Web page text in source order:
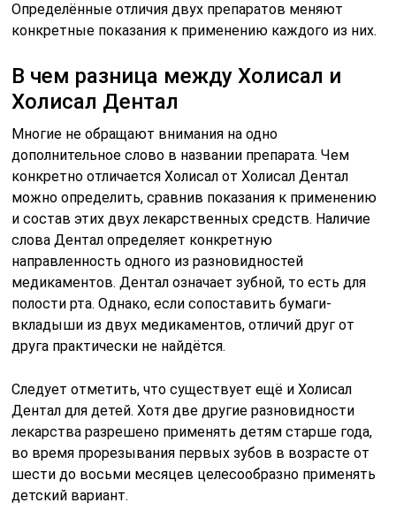
Определённые отличия двух препаратов меняют
конкретные показания к применению каждого из них.
В чем разница между Холисал и
Холисал Дентал
Многие не обращают внимания на одно
дополнительное слово в названии препарата. Чем
конкретно отличается Холисал от Холисал Дентал
можно определить, сравнив показания к применению
и состав этих двух лекарственных средств. Наличие
слова Дентал определяет конкретную
направленность одного из разновидностей
медикаментов. Дентал означает зубной, то есть для
полости рта. Однако, если сопоставить бумаги-
вкладыши из двух медикаментов, отличий друг от
друга практически не найдётся.
Следует отметить, что существует ещё и Холисал
Дентал для детей. Хотя две другие разновидности
лекарства разрешено применять детям старше года,
во время прорезывания первых зубов в возрасте от
шести до восьми месяцев целесообразно применять
детский вариант.